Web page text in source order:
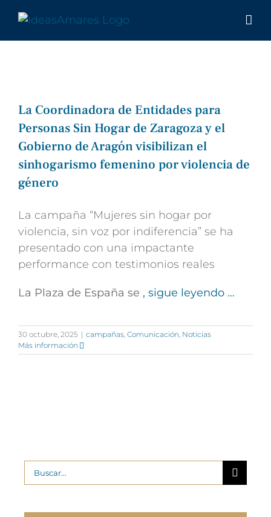
contenido
La Coordinadora de Entidades para
Personas Sin Hogar de Zaragoza y el
Gobierno de Aragón visibilizan el
sinhogarismo femenino por violencia de
género
La campaña “Mujeres sin hogar por
violencia, sin voz por indiferencia” se ha
presentado con una impactante
performance con testimonios reales
La Plaza de España se , sigue leyendo …
30 octubre, 2025 | campañas, Comunicación, Noticias
Más información
Buscar: